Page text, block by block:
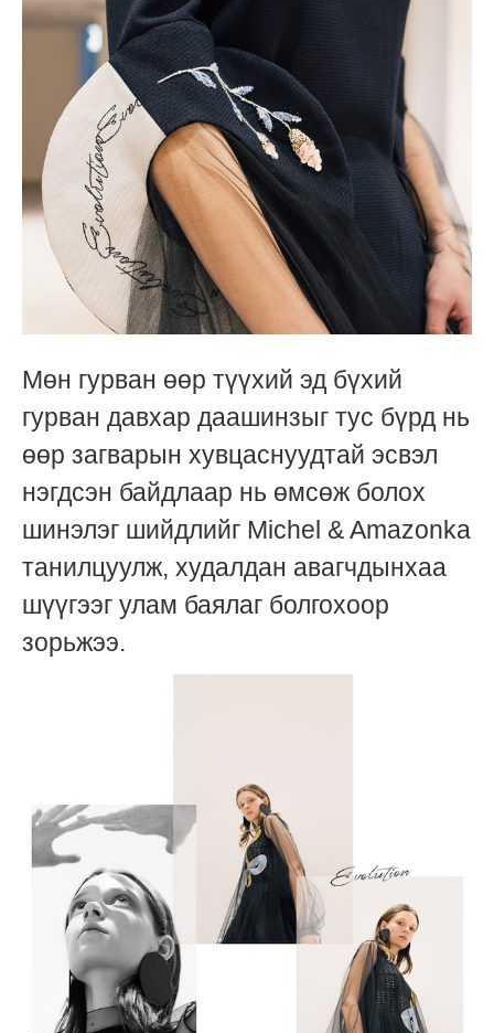
Мөн гурван өөр түүхий эд бүхий
гурван давхар даашинзыг тус бүрд нь
өөр загварын хувцаснуудтай эсвэл
нэгдсэн байдлаар нь өмсөж болох
шинэлэг шийдлийг Michel & Amazonka
танилцуулж, худалдан авагчдынхаа
шүүгээг улам баялаг болгохоор
зорьжээ.